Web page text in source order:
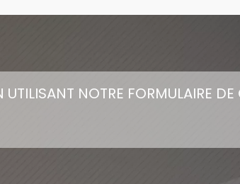
UTILISANT NOTRE FORMULAIRE